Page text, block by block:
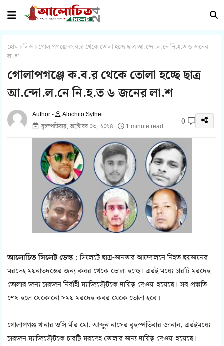
হোম লিড গোলাপগঞ্জে ক.ব.র থেকে তোলা হচ্ছে ছাত্র আ.ন্দো.ল.নে নি.হ.ত ৬ জনের
লা.শ
গোলাপগঞ্জে ক.ব.র থেকে তোলা হচ্ছে ছাত্র
আ.ন্দো.ল.নে নি.হ.ত ৬ জনের লা.শ
Alochito Sylhet
বৃহস্পতিবার, অক্টোবর ০৩, ২০২৪
1 minute read 0
আলোচিত সিলেট ডেস্ক :সিলেটে ছাত্র-জনতার আন্দোলনে নিহত ছয়জনের
মরদেহ ময়নাতদন্তের জন্য কবর থেকে তোলা হচ্ছে। এরই মধ্যে চারটি মরদেহ
তোলার জন্য চারজন নির্বাহী ম্যাজিস্ট্রেটকে দায়িত্ব দেওয়া হয়েছে। সব প্রস্তুতি
শেষ হলে যেকোনো সময় মরদেহ কবর থেকে তোলা হবে।
গোলাপগঞ্জ থানার ওসি মীর মো. আব্দুন নাসের বৃহস্পতিবার জানান, এরইমধ্যে
চারজন ম্যাজিস্ট্রেটকে চারটি মরদেহ তোলার জন্য দায়িত্ব দেওয়া হয়েছে।